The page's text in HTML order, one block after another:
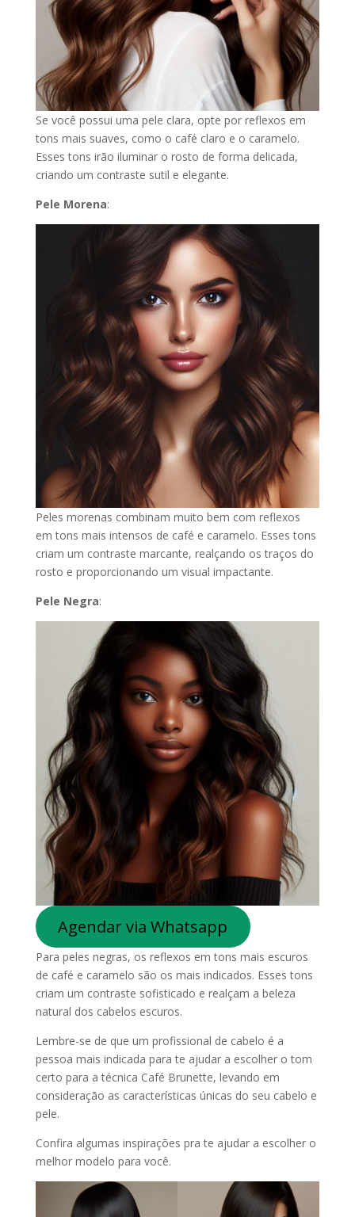
Se você possui uma pele clara, opte por reflexos em
tons mais suaves, como o café claro e o caramelo.
Esses tons irão iluminar o rosto de forma delicada,
criando um contraste sutil e elegante.
Pele Morena:
Peles morenas combinam muito bem com reflexos
em tons mais intensos de café e caramelo. Esses tons
criam um contraste marcante, realçando os traços do
rosto e proporcionando um visual impactante.
Pele Negra:
Agendar via Whatsapp
Para peles negras, os reflexos em tons mais escuros
de café e caramelo são os mais indicados. Esses tons
criam um contraste sofisticado e realçam a beleza
natural dos cabelos escuros.
Lembre-se de que um profissional de cabelo é a
pessoa mais indicada para te ajudar a escolher o tom
certo para a técnica Café Brunette, levando em
consideração as características únicas do seu cabelo e
pele.
Confira algumas inspirações pra te ajudar a escolher o
melhor modelo para você.